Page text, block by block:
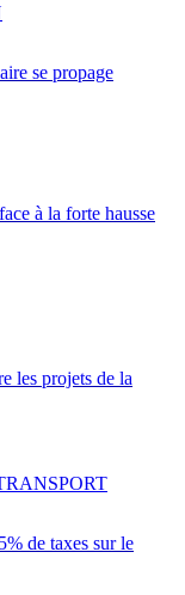
se propage
à la forte hausse
les projets de la
de taxes sur le